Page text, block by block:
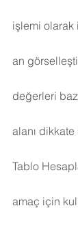
işlemi
an
değerleri
alanı dikkate
Tablo
amaç için